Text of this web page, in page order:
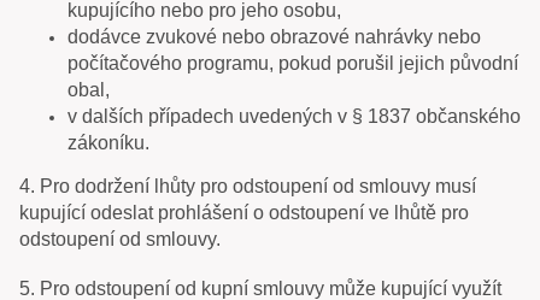
kupujícího nebo pro jeho osobu,
dodávce zvukové nebo obrazové nahrávky nebo
počítačového programu, pokud porušil jejich původní
obal,
v dalších případech uvedených v § 1837 občanského
zákoníku.
4. Pro dodržení lhůty pro odstoupení od smlouvy musí
kupující odeslat prohlášení o odstoupení ve lhůtě pro
odstoupení od smlouvy.
5. Pro odstoupení od kupní smlouvy může kupující využít